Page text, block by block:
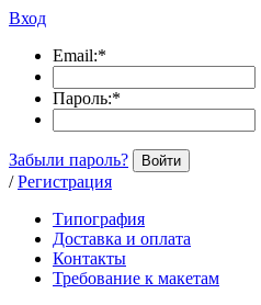
Вход
Email:*
Пароль:*
Забыли пароль? Войти
/ Регистрация
Типография
Доставка и оплата
Контакты
Требование к макетам